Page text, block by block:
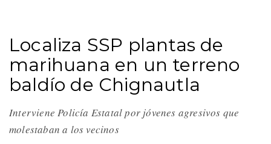
Localiza SSP plantas de
marihuana en un terreno
baldío de Chignautla
Interviene Policía Estatal por jóvenes agresivos que
molestaban a los vecinos